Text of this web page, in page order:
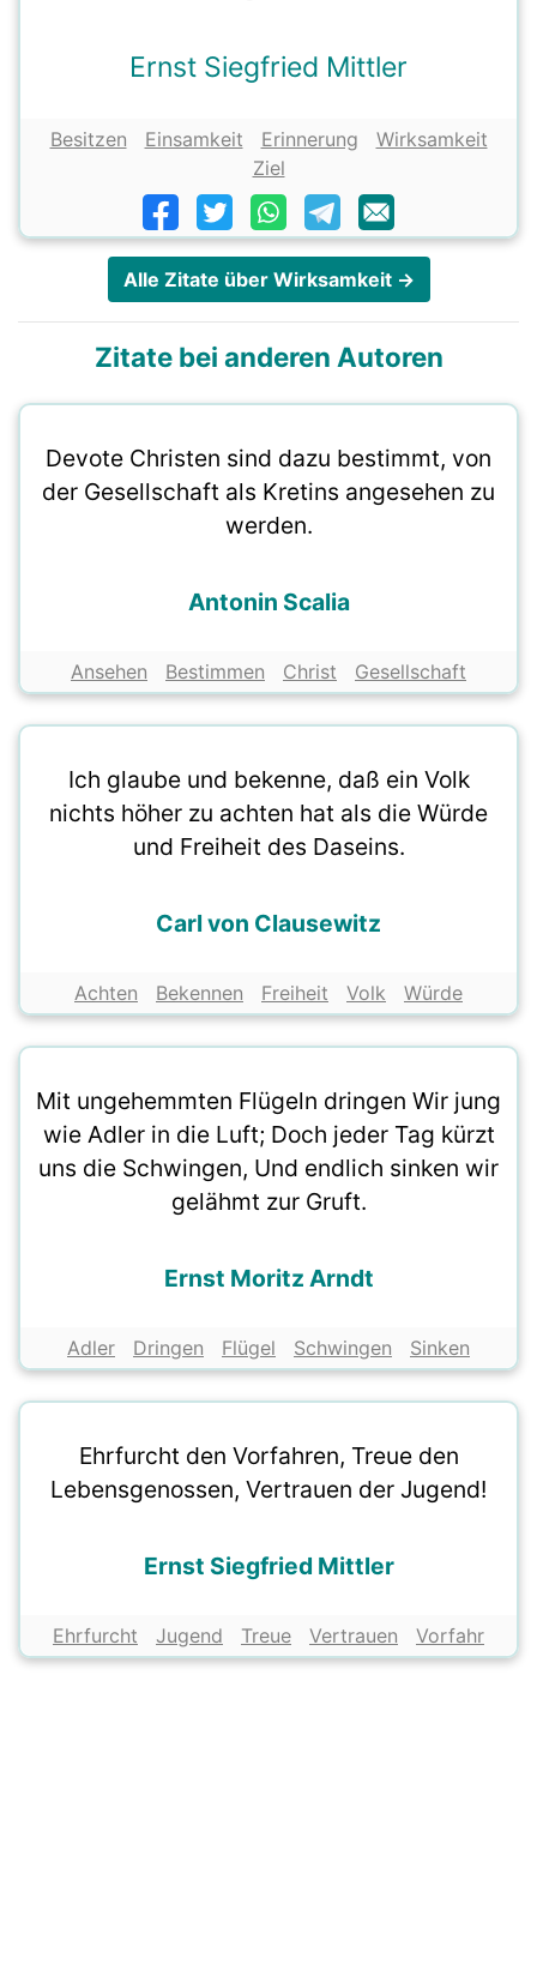
Ernst Siegfried Mittler
Besitzen Einsamkeit Erinnerung
Wirksamkeit
Ziel
Alle Zitate über Wirksamkeit →
Zitate bei anderen Autoren
Devote Christen sind dazu bestimmt, von
der Gesellschaft als Kretins angesehen zu
werden.
Antonin Scalia
Ansehen Bestimmen Christ Gesellschaft
Ich glaube und bekenne, daß ein Volk
nichts höher zu achten hat als die Würde
und Freiheit des Daseins.
Carl von Clausewitz
Achten Bekennen Freiheit Volk Würde
Mit ungehemmten Flügeln dringen Wir jung
wie Adler in die Luft; Doch jeder Tag kürzt
uns die Schwingen, Und endlich sinken wir
gelähmt zur Gruft.
Ernst Moritz Arndt
Adler Dringen Flügel Schwingen Sinken
Ehrfurcht den Vorfahren, Treue den
Lebensgenossen, Vertrauen der Jugend!
Ernst Siegfried Mittler
Ehrfurcht Jugend Treue Vertrauen Vorfahr